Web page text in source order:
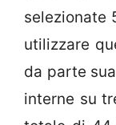
selezionate
utilizzare
da parte
interne su